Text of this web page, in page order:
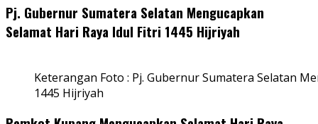
Pj. Gubernur Sumatera Selatan Mengucapkan
Selamat Hari Raya Idul Fitri 1445 Hijriyah
Keterangan Foto : Pj. Gubernur Sumatera Selatan
1445 Hijriyah